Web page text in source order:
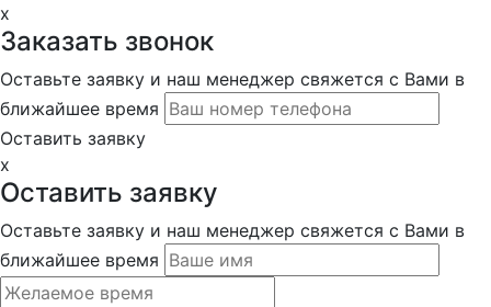
x
Заказать звонок
Оставьте заявку и наш менеджер свяжется с Вами в
ближайшее время
Оставить заявку
x
Оставить заявку
Оставьте заявку и наш менеджер свяжется с Вами в
ближайшее время